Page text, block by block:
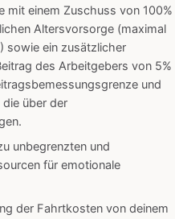
mit einem Zuschuss von 100%
Altersvorsorge (maximal
sowie ein zusätzlicher
des Arbeitgebers von 5%
und
über der
unbegrenzten und
für emotionale
der Fahrtkosten von deinem